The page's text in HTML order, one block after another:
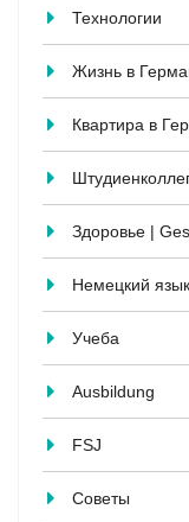
Технологии
Жизнь в
Квартира в
Здоровье |
Немецкий язык
Учеба
Ausbildung
FSJ
Советы